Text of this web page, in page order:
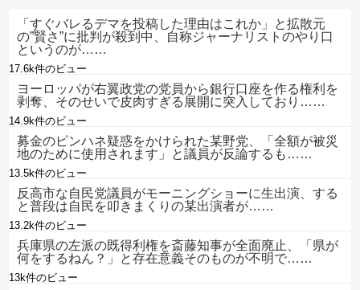
「すぐバレるデマを投稿した理由はこれか」と拡散元
の”賢さ”に批判が殺到中、自称ジャーナリストのやり口
というのが……
17.6k件のビュー
ヨーロッパが右翼政党の党員から銀行口座を作る権利を
剥奪、そのせいで皮肉すぎる展開に突入しており……
14.9k件のビュー
募金のピンハネ疑惑をかけられた某野党、「全額が被災
地のために使用されます」と議員が反論するも……
13.5k件のビュー
反高市な自民党議員がモーニングショーに生出演、する
と普段は自民を叩きまくりの某出演者が……
13.2k件のビュー
兵庫県の左派の既得利権を斎藤知事が全面廃止、「県が
何をするねん？」と存在意義そのものが不明で……
13k件のビュー